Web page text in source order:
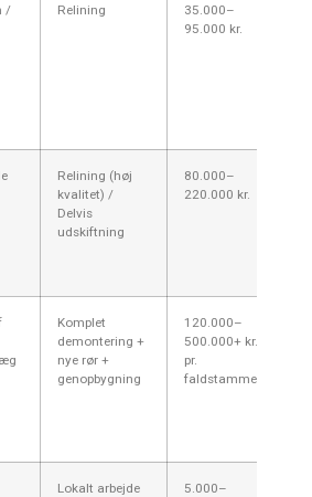
/
Relining
35.000–
95.000 kr.
Relining (høj
kvalitet) /
Delvis
udskiftning
80.000–
220.000 kr.
Komplet
demontering +
nye rør +
genopbygning
120.000–
500.000+ kr.
pr.
faldstamme
Lokalt arbejde
5.000–